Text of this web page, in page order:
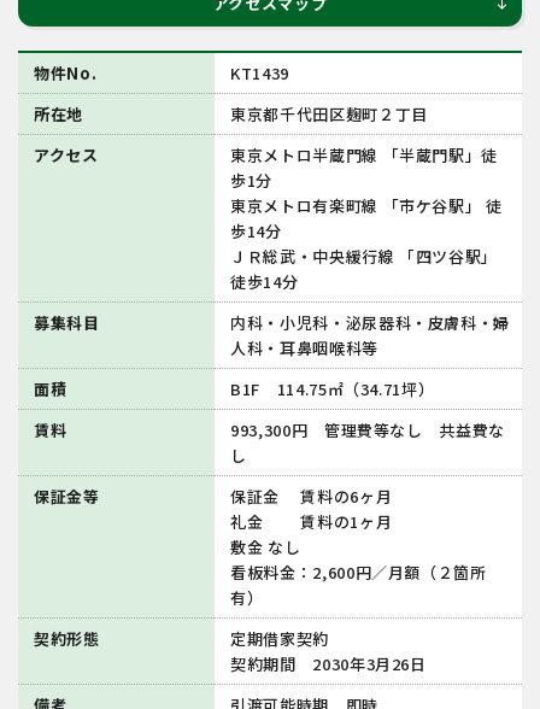
物件No.
KT1439
所在地
東京都千代⽥区麹町２丁⽬
アクセス
東京メトロ半蔵⾨線 「半蔵⾨駅」徒
歩1分
東京メトロ有楽町線 「市ケ⾕駅」 徒
歩14分
ＪＲ総武・中央緩⾏線 「四ツ⾕駅」
徒歩14分
募集科目
内科・小児科・泌尿器科・皮膚科・婦
人科・耳鼻咽喉科等
面積
B1F 114.75㎡（34.71坪）
賃料
993,300円 管理費等なし 共益費な
し
保証金等
保証⾦ 賃料の6ヶ⽉
礼⾦ 賃料の1ヶ⽉
敷⾦ なし
看板料⾦：2,600円／⽉額（２箇所
有）
契約形態
定期借家契約
契約期間 2030年3⽉26⽇